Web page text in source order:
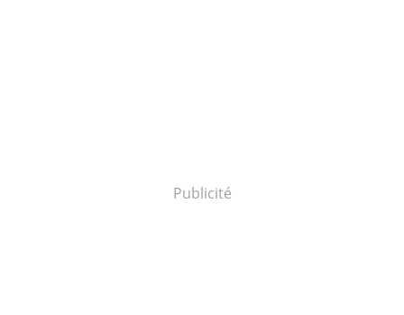
Publicité